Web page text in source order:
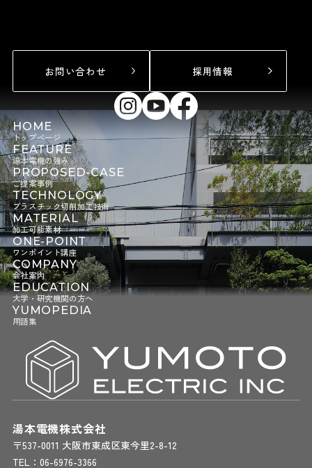
お問い合わせ 採用情報
HOME
トップページ
FEATURE
湯本電機の強み
PROPOSED-CASE
ご提案事例
TECHNOLOGY
プラスチック切削加工技術
MATERIAL
加工可能素材
ONE-POINT
ワンポイント講座
COMPANY
会社案内
EDUCATION
大学・研究機関の方へ
YUMOPEDIA
用語集
湯本電機株式会社
〒537-0011 大阪市東成区東今里2-8-12
TEL： 06-6976-3366